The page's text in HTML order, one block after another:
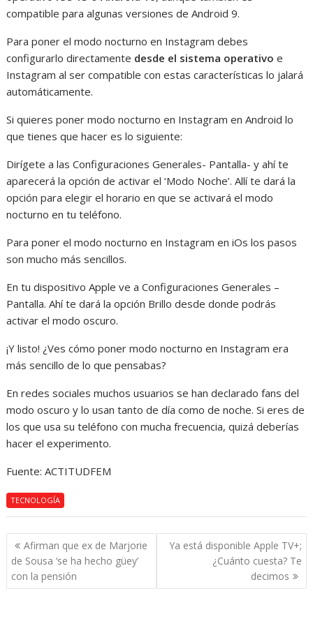
compatible para algunas versiones de Android 9.
Para poner el modo nocturno en Instagram debes
configurarlo directamente desde el sistema operativo e
Instagram al ser compatible con estas características lo jalará
automáticamente.
Si quieres poner modo nocturno en Instagram en Android lo
que tienes que hacer es lo siguiente:
Dirígete a las Configuraciones Generales- Pantalla- y ahí te
aparecerá la opción de activar el ‘Modo Noche’. Allí te dará la
opción para elegir el horario en que se activará el modo
nocturno en tu teléfono.
Para poner el modo nocturno en Instagram en iOs los pasos
son mucho más sencillos.
En tu dispositivo Apple ve a Configuraciones Generales –
Pantalla. Ahí te dará la opción Brillo desde donde podrás
activar el modo oscuro.
¡Y listo! ¿Ves cómo poner modo nocturno en Instagram era
más sencillo de lo que pensabas?
En redes sociales muchos usuarios se han declarado fans del
modo oscuro y lo usan tanto de día como de noche. Si eres de
los que usa su teléfono con mucha frecuencia, quizá deberías
hacer el experimento.
Fuente: ACTITUDFEM
TECNOLOGÍA
Navegación
de
entradas
Afirman que ex de Marjorie
de Sousa ‘se ha hecho güey’
con la pensión
Ya está disponible Apple TV+;
¿Cuánto cuesta? Te
decimos